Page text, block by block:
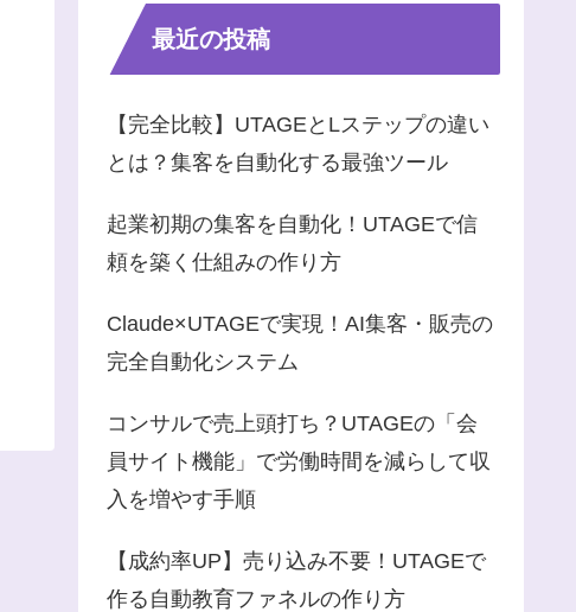
最近の投稿
【完全比較】UTAGEとLステップの違い
とは？集客を自動化する最強ツール
起業初期の集客を自動化！UTAGEで信
頼を築く仕組みの作り方
Claude×UTAGEで実現！AI集客・販売の
完全自動化システム
コンサルで売上頭打ち？UTAGEの「会
員サイト機能」で労働時間を減らして収
入を増やす手順
【成約率UP】売り込み不要！UTAGEで
作る自動教育ファネルの作り方